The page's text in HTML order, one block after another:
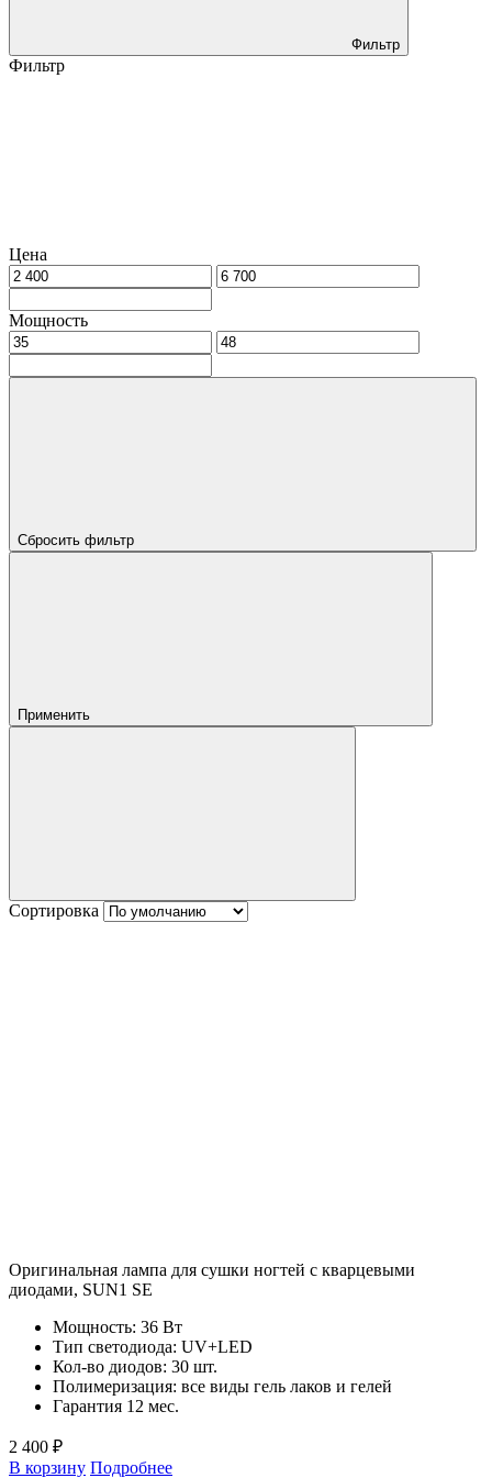
Фильтр
Фильтр
Цена
Мощность
Сбросить фильтр
Применить
Сортировка
Оригинальная лампа для сушки ногтей с кварцевыми
диодами, SUN1 SE
Мощность: 36 Вт
Тип светодиода: UV+LED
Кол-во диодов: 30 шт.
Полимеризация: все виды гель лаков и гелей
Гарантия 12 мес.
2 400 ₽
В корзину Подробнее